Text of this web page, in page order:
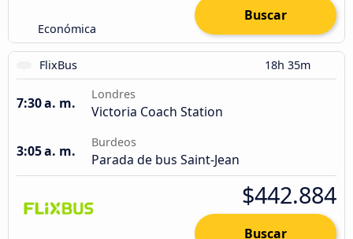
Económica
Buscar
FlixBus 18h 35m
7:30 a. m.
Londres
Victoria Coach Station
3:05 a. m.
Burdeos
Parada de bus Saint-Jean
$442.884
Buscar